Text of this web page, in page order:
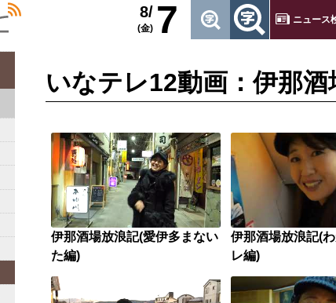
ニュース
7
8/
(金)
いなテレ12動画：伊那酒
伊那酒場放浪記(愛伊多まない
た編)
伊那酒場放浪記(
レ編)